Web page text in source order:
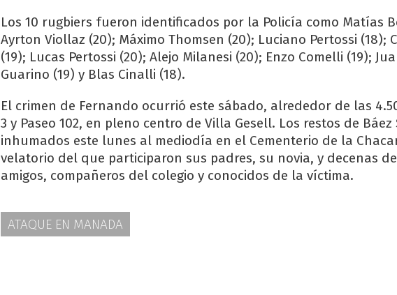
Los 10 rugbiers fueron identificados por la Policía como Matías
Ayrton Viollaz (20); Máximo Thomsen (20); Luciano Pertossi (18);
(19); Lucas Pertossi (20); Alejo Milanesi (20); Enzo Comelli (19);
Guarino (19) y Blas Cinalli (18).
El crimen de Fernando ocurrió este sábado, alrededor de las
3 y Paseo 102, en pleno centro de Villa Gesell. Los restos de
inhumados este lunes al mediodía en el Cementerio de la
velatorio del que participaron sus padres, su novia, y decenas
amigos, compañeros del colegio y conocidos de la víctima.
ATAQUE EN MANADA